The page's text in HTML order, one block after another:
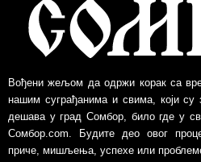
Вођени жељом да одржи корак са
нашим суграђанима и свима, који су
дешава у град Сомбор, било где у
Сомбор.com. Будите део овог
приче, мишљења, успехе или